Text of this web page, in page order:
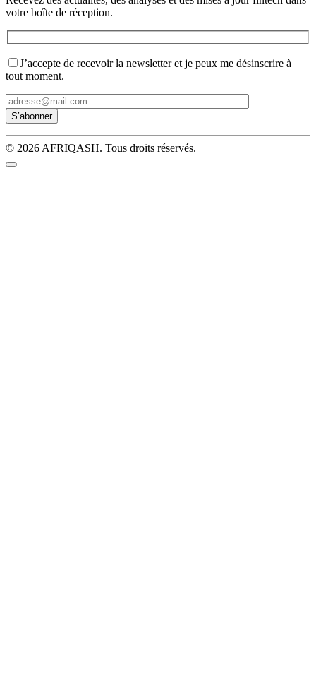
votre boîte de réception.
J’accepte de recevoir la newsletter et je peux me désinscrire à
tout moment.
© 2026 AFRIQASH. Tous droits réservés.